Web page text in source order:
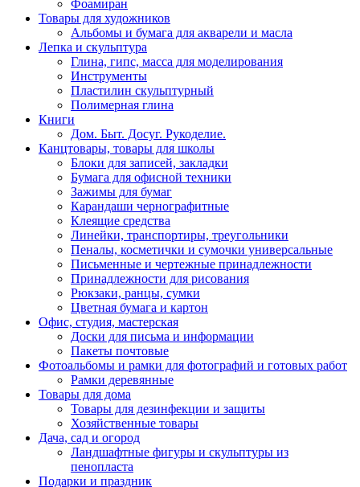
Фоамиран
Товары для художников
Альбомы и бумага для акварели и масла
Лепка и скульптура
Глина, гипс, масса для моделирования
Инструменты
Пластилин скульптурный
Полимерная глина
Книги
Дом. Быт. Досуг. Рукоделие.
Канцтовары, товары для школы
Блоки для записей, закладки
Бумага для офисной техники
Зажимы для бумаг
Карандаши чернографитные
Клеящие средства
Линейки, транспортиры, треугольники
Пеналы, косметички и сумочки универсальные
Письменные и чертежные принадлежности
Принадлежности для рисования
Рюкзаки, ранцы, сумки
Цветная бумага и картон
Офис, студия, мастерская
Доски для письма и информации
Пакеты почтовые
Фотоальбомы и рамки для фотографий и готовых работ
Рамки деревянные
Товары для дома
Товары для дезинфекции и защиты
Хозяйственные товары
Дача, сад и огород
Ландшафтные фигуры и скульптуры из
пенопласта
Подарки и праздник